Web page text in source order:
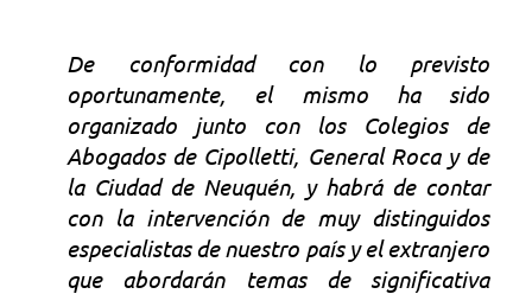
De conformidad con lo previsto
oportunamente, el mismo ha sido
organizado junto con los Colegios de
Abogados de Cipolletti, General Roca y de
la Ciudad de Neuquén, y habrá de contar
con la intervención de muy distinguidos
especialistas de nuestro país y el extranjero
que abordarán temas de significativa